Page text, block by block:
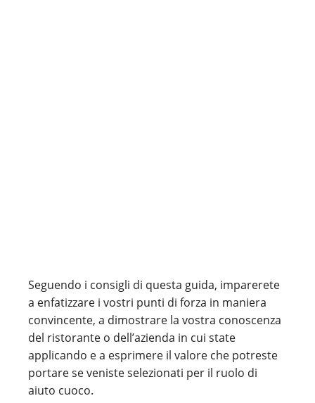
Seguendo i consigli di questa guida, imparerete
a enfatizzare i vostri punti di forza in maniera
convincente, a dimostrare la vostra conoscenza
del ristorante o dell’azienda in cui state
applicando e a esprimere il valore che potreste
portare se veniste selezionati per il ruolo di
aiuto cuoco.